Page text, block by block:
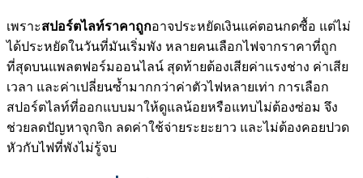
เพราะสปอร์ตไลท์ราคาถูกอาจประหยัดเงินแค่ตอนกดซื้อ แต่ไม่
ได้ประหยัดในวันที่มันเริ่มพัง หลายคนเลือกไฟจากราคาที่ถูก
ที่สุดบนแพลตฟอร์มออนไลน์ สุดท้ายต้องเสียค่าแรงช่าง ค่าเสีย
เวลา และค่าเปลี่ยนซ้ำมากกว่าค่าตัวไฟหลายเท่า การเลือก
สปอร์ตไลท์ที่ออกแบบมาให้ดูแลน้อยหรือแทบไม่ต้องซ่อม จึง
ช่วยลดปัญหาจุกจิก ลดค่าใช้จ่ายระยะยาว และไม่ต้องคอยปวด
หัวกับไฟที่พังไม่รู้จบ